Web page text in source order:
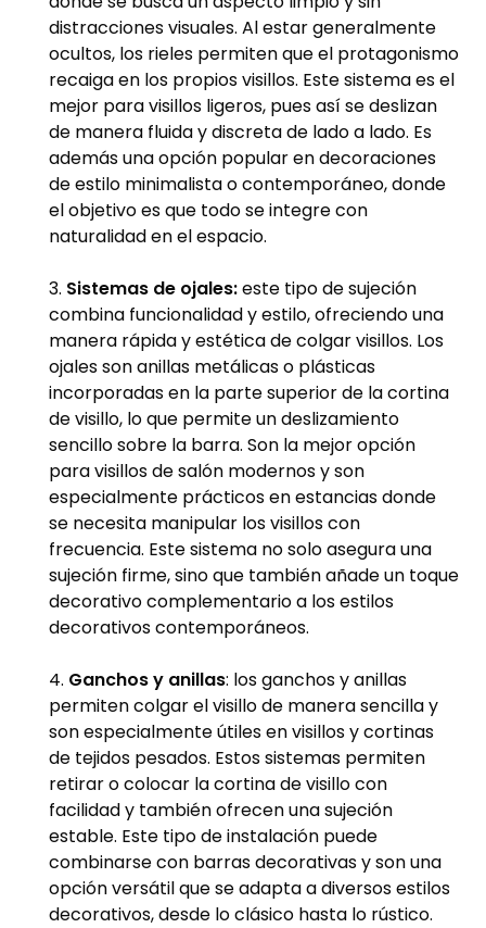
distracciones visuales. Al estar generalmente
ocultos, los rieles permiten que el protagonismo
recaiga en los propios visillos. Este sistema es el
mejor para visillos ligeros, pues así se deslizan
de manera fluida y discreta de lado a lado. Es
además una opción popular en decoraciones
de estilo minimalista o contemporáneo, donde
el objetivo es que todo se integre con
naturalidad en el espacio.
Sistemas de ojales:este tipo de sujeción
combina funcionalidad y estilo, ofreciendo una
manera rápida y estética de colgar visillos. Los
ojales son anillas metálicas o plásticas
incorporadas en la parte superior de la cortina
de visillo, lo que permite un deslizamiento
sencillo sobre la barra. Son la mejor opción
para visillos de salón modernos y son
especialmente prácticos en estancias donde
se necesita manipular los visillos con
frecuencia. Este sistema no solo asegura una
sujeción firme, sino que también añade un toque
decorativo complementario a los estilos
decorativos contemporáneos.
Ganchos y anillas: los ganchos y anillas
permiten colgar el visillo de manera sencilla y
son especialmente útiles en visillos y cortinas
de tejidos pesados. Estos sistemas permiten
retirar o colocar la cortina de visillo con
facilidad y también ofrecen una sujeción
estable. Este tipo de instalación puede
combinarse con barras decorativas y son una
opción versátil que se adapta a diversos estilos
decorativos, desde lo clásico hasta lo rústico.